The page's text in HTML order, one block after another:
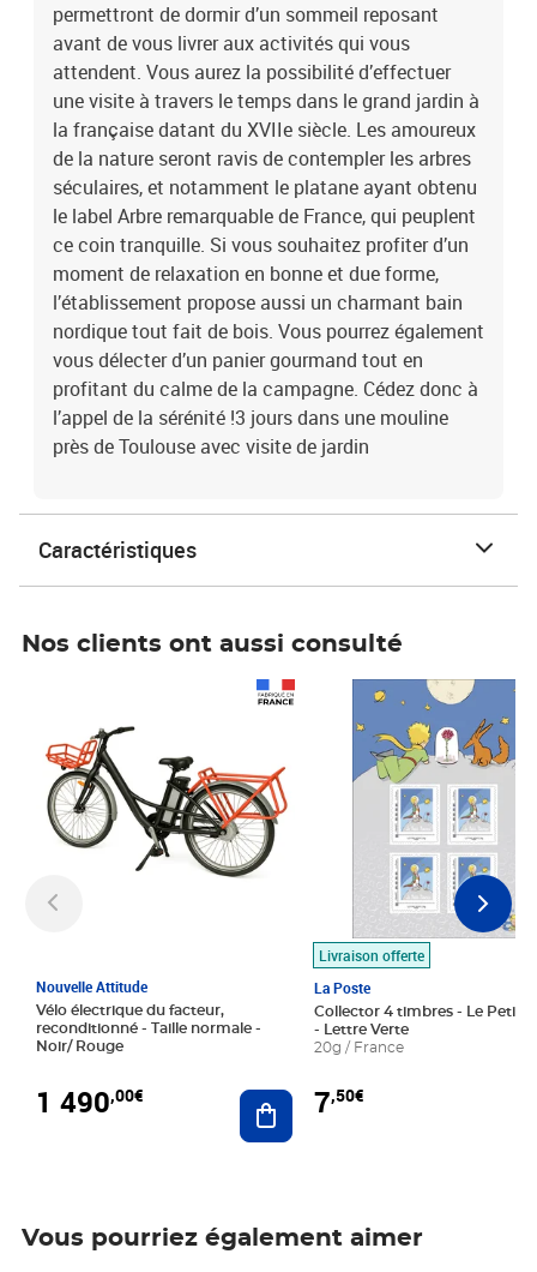
permettront de dormir d’un sommeil reposant
avant de vous livrer aux activités qui vous
attendent. Vous aurez la possibilité d’effectuer
une visite à travers le temps dans le grand jardin à
la française datant du XVIIe siècle. Les amoureux
de la nature seront ravis de contempler les arbres
séculaires, et notamment le platane ayant obtenu
le label Arbre remarquable de France, qui peuplent
ce coin tranquille. Si vous souhaitez profiter d’un
moment de relaxation en bonne et due forme,
l’établissement propose aussi un charmant bain
nordique tout fait de bois. Vous pourrez également
vous délecter d’un panier gourmand tout en
profitant du calme de la campagne. Cédez donc à
l’appel de la sérénité !3 jours dans une mouline
près de Toulouse avec visite de jardin
Caractéristiques
Nos clients ont aussi consulté
Nouvelle Attitude
Vélo électrique du facteur,
reconditionné - Taille normale -
Noir/ Rouge
1 490,00€ Ajouter au panier
Livraison offerte
La Poste
Collector 4 timbres - Le Petit
- Lettre Verte
20g / France
7,50€
Prix 7,50€
Vous pourriez également aimer